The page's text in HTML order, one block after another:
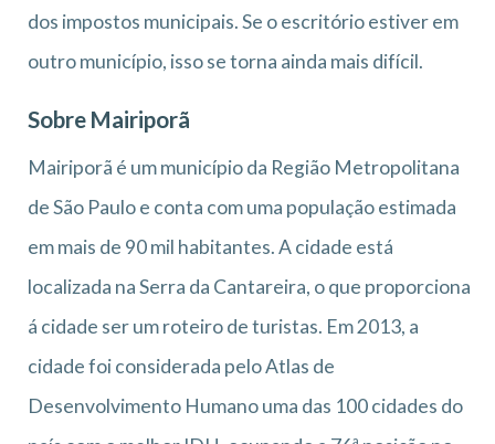
dos impostos municipais. Se o escritório estiver em
outro município, isso se torna ainda mais difícil.
Sobre Mairiporã
Mairiporã é um município da Região Metropolitana
de São Paulo e conta com uma população estimada
em mais de 90 mil habitantes. A cidade está
localizada na Serra da Cantareira, o que proporciona
á cidade ser um roteiro de turistas. Em 2013, a
cidade foi considerada pelo Atlas de
Desenvolvimento Humano uma das 100 cidades do